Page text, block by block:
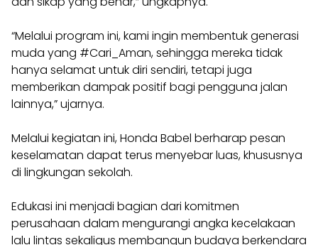
“Melalui program ini, kami ingin membentuk generasi
muda yang #Cari_Aman, sehingga mereka tidak
hanya selamat untuk diri sendiri, tetapi juga
memberikan dampak positif bagi pengguna jalan
lainnya,” ujarnya.
Melalui kegiatan ini, Honda Babel berharap pesan
keselamatan dapat terus menyebar luas, khususnya
di lingkungan sekolah.
Edukasi ini menjadi bagian dari komitmen
perusahaan dalam mengurangi angka kecelakaan
lalu lintas sekaligus membangun budaya berkendara